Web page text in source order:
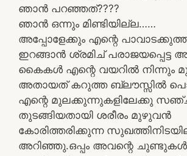
ഞാൻ പറഞ്ഞത്????
ഞാൻ ഒന്നും മിണ്ടിയില്ല……
അപ്പോളേക്കും എന്റെ
ഇറങ്ങാൻ ശ്രമിച് പരാജയപ്പെട്ട
കൈകൾ എന്റെ വയറിൽ നിന്നും
അതായത് കറുത്ത ബ്ലൗസ്സിൽ
എന്റെ മുലക്കുന്നുകളിലേക്കു
തുടങ്ങിയതായി ശരീരം മുഴുവൻ
കോരിത്തരിക്കുന്ന
അറിഞ്ഞു.ഒപ്പം അവന്റെ